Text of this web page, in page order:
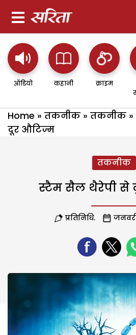
ऑडियो कहानी क्राइम
Home » तकनीक » तकनीक »
दूर औटिज्म
तकनीक
स्टैम सैल थैरेपी से
प्रतिनिधि.